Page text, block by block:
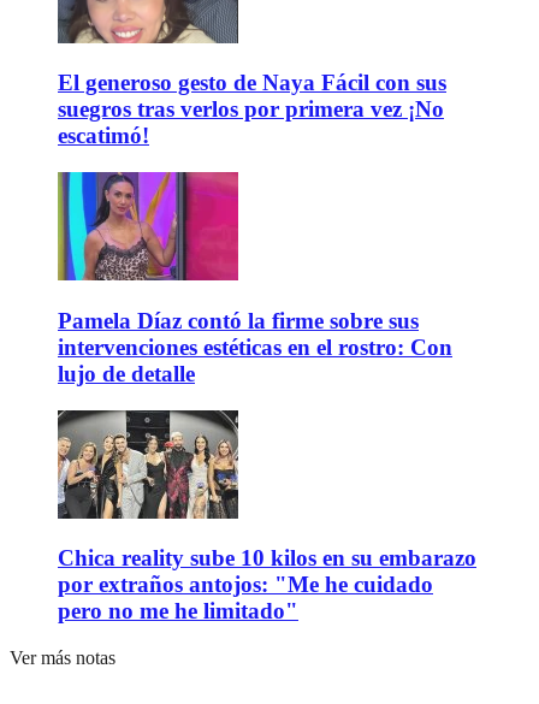
El generoso gesto de Naya Fácil con sus
suegros tras verlos por primera vez ¡No
escatimó!
Pamela Díaz contó la firme sobre sus
intervenciones estéticas en el rostro: Con
lujo de detalle
Chica reality sube 10 kilos en su embarazo
por extraños antojos: "Me he cuidado
pero no me he limitado"
Ver más notas